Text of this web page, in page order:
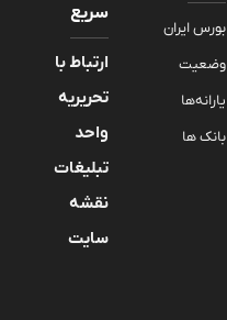
بورس ایران
وضعیت
یارانه‌ها
بانک ها
سریع
ارتباط با
تحریریه
واحد
تبلیغات
نقشه
سایت